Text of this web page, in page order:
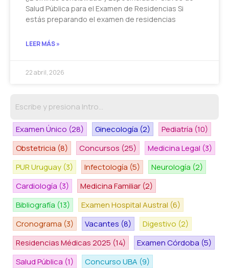
Salud Pública para el Examen de Residencias Si
estás preparando el examen de residencias
LEER MÁS »
22 abril, 2026
Examen Único (28) Ginecología (2) Pediatría (10)
Obstetricia (8) Concursos (25) Medicina Legal (3)
PUR Uruguay (3) Infectología (5) Neurología (2)
Cardiología (3) Medicina Familiar (2)
Bibliografía (13) Examen Hospital Austral (6)
Cronograma (3) Vacantes (8) Digestivo (2)
Residencias Médicas 2025 (14) Examen Córdoba (5)
Salud Pública (1) Concurso UBA (9)